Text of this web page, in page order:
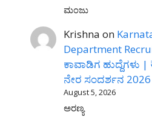
ಮಂಜು
Krishna on
Department
ಕಾವಾಡಿಗ ಹುದ್ದೆಗಳು
ನೇರ ಸಂದರ್ಶನ 2026
August 5, 2026
ಅರಣ್ಯ